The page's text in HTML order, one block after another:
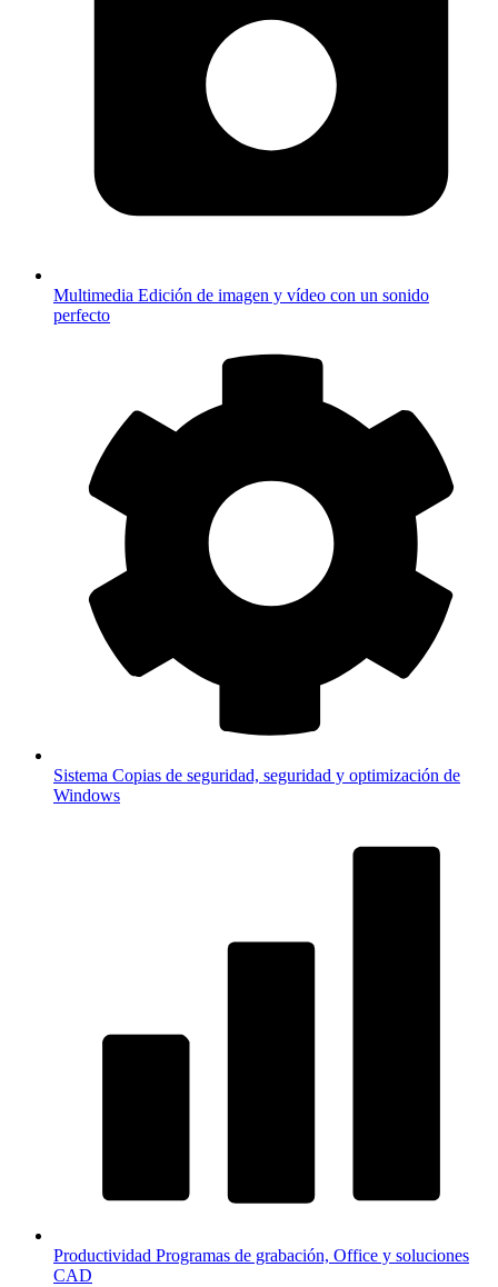
Multimedia Edición de imagen y vídeo con un sonido
perfecto
Sistema Copias de seguridad, seguridad y optimización de
Windows
Productividad Programas de grabación, Office y soluciones
CAD